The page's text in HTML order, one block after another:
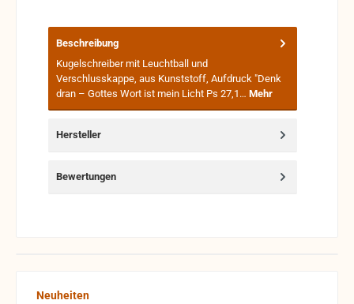
Beschreibung
Kugelschreiber mit Leuchtball und
Verschlusskappe, aus Kunststoff, Aufdruck "Denk
dran – Gottes Wort ist mein Licht Ps 27,1… Mehr
Hersteller
Bewertungen
Produktgalerie überspringen
Neuheiten